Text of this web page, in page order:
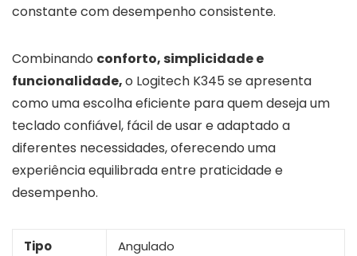
constante com desempenho consistente.
Combinando conforto, simplicidade e
funcionalidade,o Logitech K345 se apresenta
como uma escolha eficiente para quem deseja um
teclado confiável, fácil de usar e adaptado a
diferentes necessidades, oferecendo uma
experiência equilibrada entre praticidade e
desempenho.
Tipo Angulado